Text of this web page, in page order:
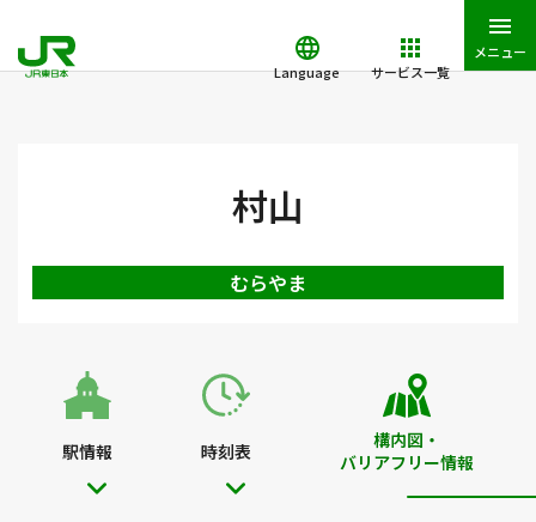
Language サービス一覧
メニュー
村山
むらやま
駅情報 時刻表
構内図・
バリアフリー情報